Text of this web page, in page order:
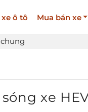
xe ô tô Mua bán xe
sóng xe